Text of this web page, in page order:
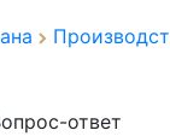
ответ